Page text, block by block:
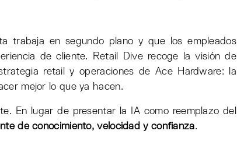
trabaja en segundo plano y que los empleados
de cliente. Retail Dive recoge la visión de
retail y operaciones de Ace Hardware: la
mejor lo que ya hacen.
En lugar de presentar la IA como reemplazo del
de conocimiento, velocidad y confianza.